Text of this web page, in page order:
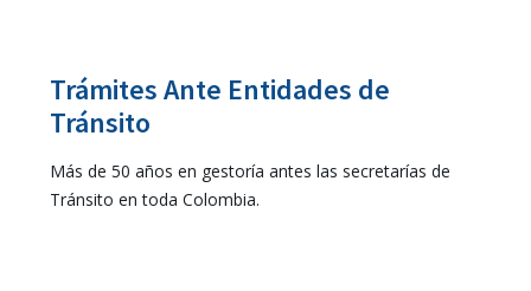
Trámites Ante Entidades de
Tránsito
Más de 50 años en gestoría antes las secretarías de
Tránsito en toda Colombia.